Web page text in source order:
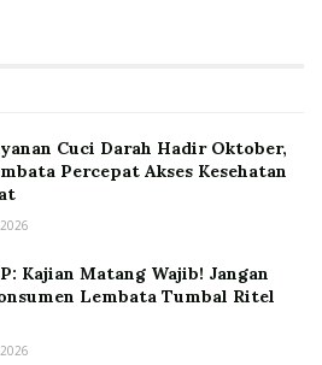
Cuci Darah Hadir Oktober,
Percepat Akses Kesehatan
Kajian Matang Wajib! Jangan
Lembata Tumbal Ritel